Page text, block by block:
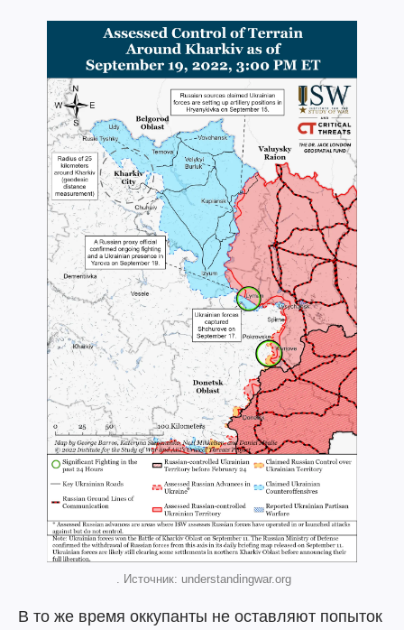
. Источник: understandingwar.org
В то же время оккупанты не оставляют попыток